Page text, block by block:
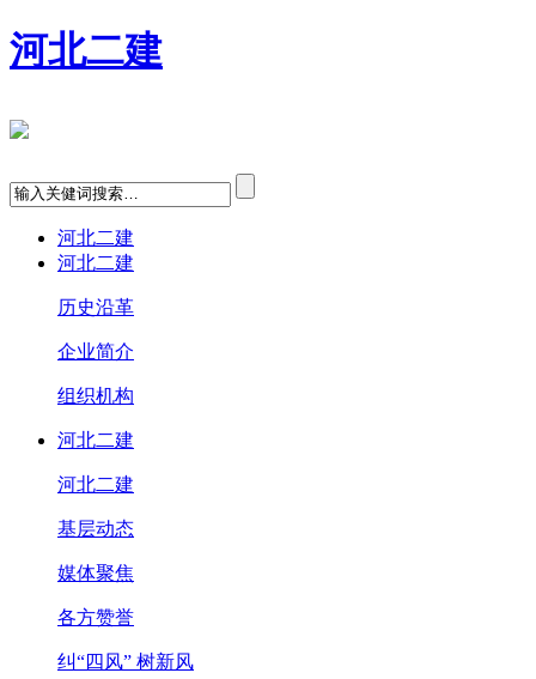
河北二建
河北二建
河北二建
历史沿革
企业简介
组织机构
河北二建
河北二建
基层动态
媒体聚焦
各方赞誉
纠“四风” 树新风